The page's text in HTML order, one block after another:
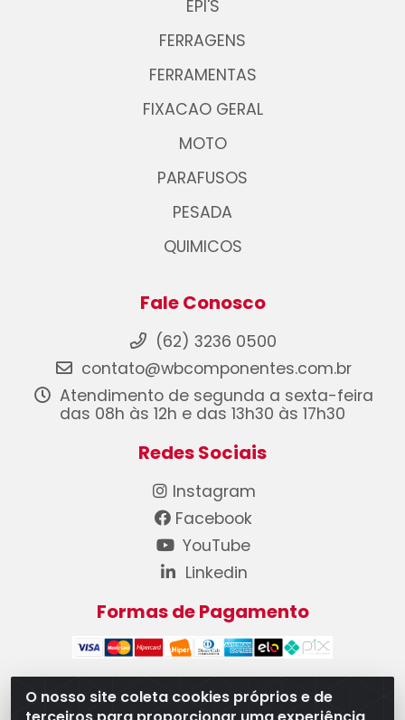
O nosso site coleta cookies próprios e de
EPI'S
FERRAGENS
FERRAMENTAS
FIXACAO GERAL
MOTO
PARAFUSOS
PESADA
QUIMICOS
Fale Conosco
(62) 3236 0500
contato@wbcomponentes.com.br
Atendimento de segunda a sexta-feira
das 08h às 12h e das 13h30 às 17h30
Redes Sociais
Instagram
Facebook
YouTube
Linkedin
Formas de Pagamento